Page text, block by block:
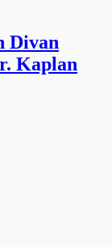
Divan
Kaplan